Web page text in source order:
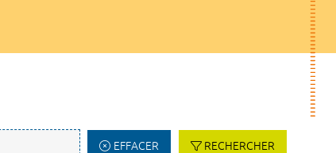
EFFACER RECHERCHER